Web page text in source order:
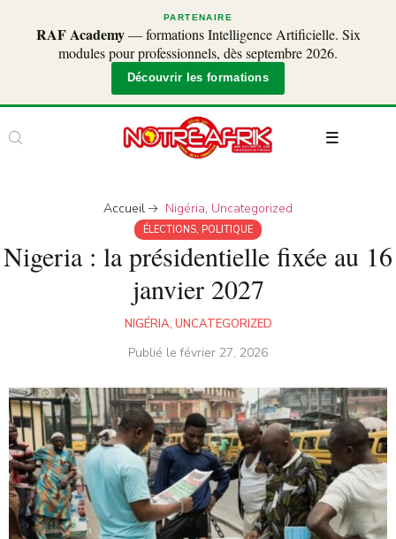
PARTENAIRE
RAF Academy— formations Intelligence Artificielle. Six
modules pour professionnels, dès septembre 2026.
Découvrir les formations
Accueil Nigéria, Uncategorized
ÉLECTIONS, POLITIQUE
Nigeria : la présidentielle fixée au 16
janvier 2027
NIGÉRIA, UNCATEGORIZED
Publié lefévrier 27, 2026